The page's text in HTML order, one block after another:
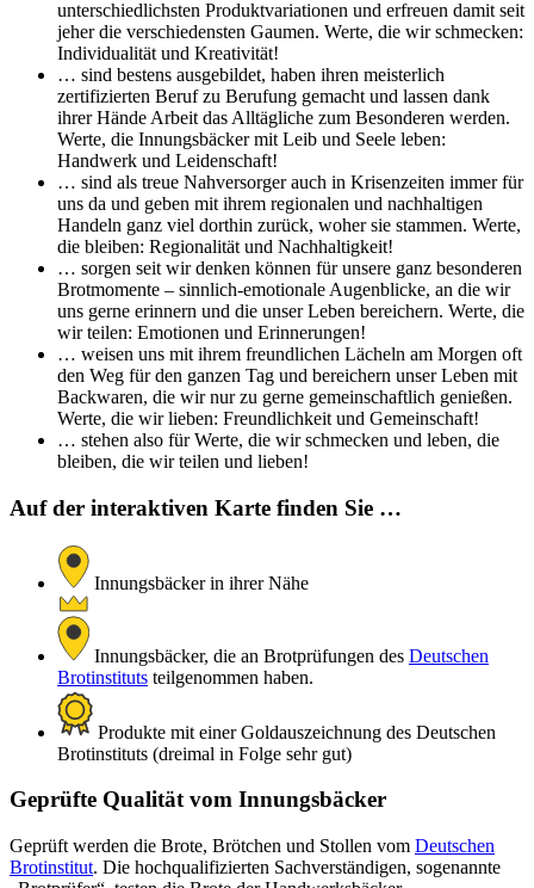
unterschiedlichsten Produktvariationen und erfreuen damit seit
jeher die verschiedensten Gaumen. Werte, die wir schmecken:
Individualität und Kreativität!
… sind bestens ausgebildet, haben ihren meisterlich
zertifizierten Beruf zu Berufung gemacht und lassen dank
ihrer Hände Arbeit das Alltägliche zum Besonderen werden.
Werte, die Innungsbäcker mit Leib und Seele leben:
Handwerk und Leidenschaft!
… sind als treue Nahversorger auch in Krisenzeiten immer für
uns da und geben mit ihrem regionalen und nachhaltigen
Handeln ganz viel dorthin zurück, woher sie stammen. Werte,
die bleiben: Regionalität und Nachhaltigkeit!
… sorgen seit wir denken können für unsere ganz besonderen
Brotmomente – sinnlich-emotionale Augenblicke, an die wir
uns gerne erinnern und die unser Leben bereichern. Werte, die
wir teilen: Emotionen und Erinnerungen!
… weisen uns mit ihrem freundlichen Lächeln am Morgen oft
den Weg für den ganzen Tag und bereichern unser Leben mit
Backwaren, die wir nur zu gerne gemeinschaftlich genießen.
Werte, die wir lieben: Freundlichkeit und Gemeinschaft!
… stehen also für Werte, die wir schmecken und leben, die
bleiben, die wir teilen und lieben!
Auf der interaktiven Karte finden Sie …
Innungsbäcker in ihrer Nähe
Innungsbäcker, die an Brotprüfungen des Deutschen
Brotinstituts teilgenommen haben.
Produkte mit einer Goldauszeichnung des Deutschen
Brotinstituts (dreimal in Folge sehr gut)
Geprüfte Qualität vom Innungsbäcker
Geprüft werden die Brote, Brötchen und Stollen vom Deutschen
Brotinstitut. Die hochqualifizierten Sachverständigen, sogenannte